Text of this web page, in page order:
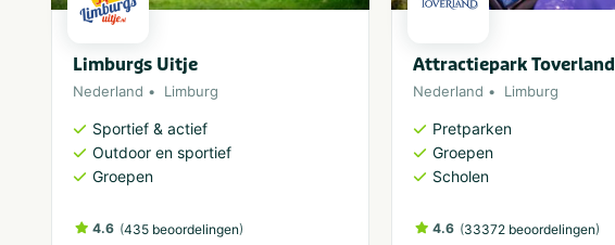
Limburgs Uitje
Nederland Limburg
Sportief & actief
Outdoor en sportief
Groepen
4.6 (435 beoordelingen)
Attractiepark Toverland
Nederland Limburg
Pretparken
Groepen
Scholen
4.6 (33372 beoordelingen)